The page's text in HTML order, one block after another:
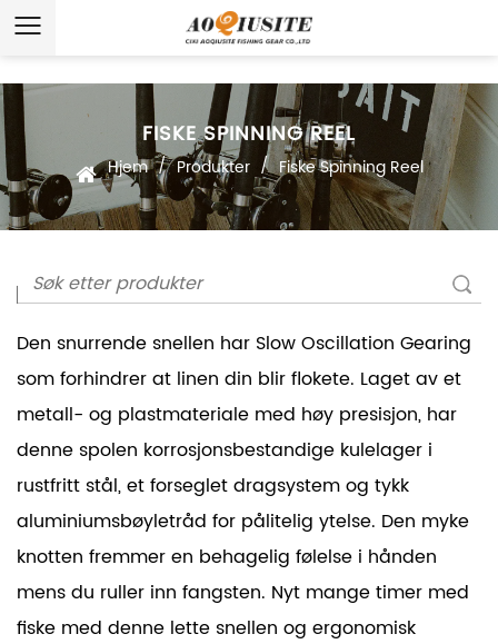
FISKE SPINNING REEL
Hjem / Produkter / Fiske Spinning Reel
Den snurrende snellen har Slow Oscillation Gearing
som forhindrer at linen din blir flokete. Laget av et
metall- og plastmateriale med høy presisjon, har
denne spolen korrosjonsbestandige kulelager i
rustfritt stål, et forseglet dragsystem og tykk
aluminiumsbøyletråd for pålitelig ytelse. Den myke
knotten fremmer en behagelig følelse i hånden
mens du ruller inn fangsten. Nyt mange timer med
fiske med denne lette snellen og ergonomisk